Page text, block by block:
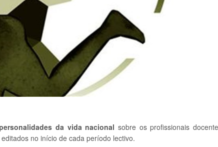
da vida nacional sobre os profissionais
no início de cada período lectivo.